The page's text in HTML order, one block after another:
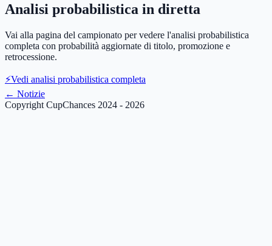
Analisi probabilistica in diretta
Vai alla pagina del campionato per vedere l'analisi probabilistica
completa con probabilità aggiornate di titolo, promozione e
retrocessione.
⚡Vedi analisi probabilistica completa
← Notizie
Copyright CupChances 2024 - 2026